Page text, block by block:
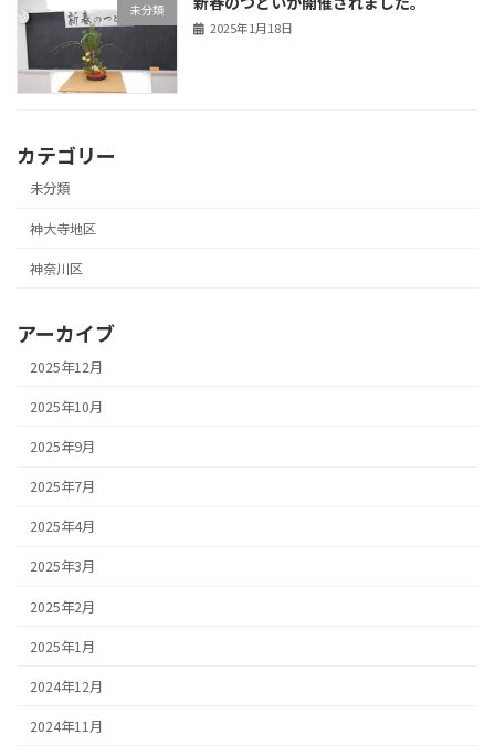
未分類
2025年1月18日
カテゴリー
未分類
神大寺地区
神奈川区
アーカイブ
2025年12月
2025年10月
2025年9月
2025年7月
2025年4月
2025年3月
2025年2月
2025年1月
2024年12月
2024年11月